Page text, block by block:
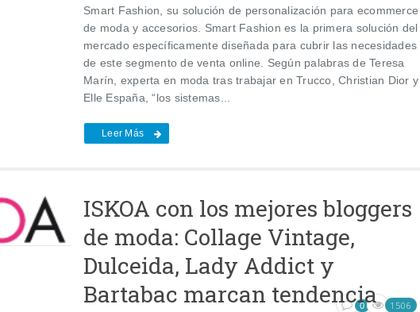
Smart Fashion, su solución de personalización para ecommerce
de moda y accesorios. Smart Fashion es la primera solución del
mercado específicamente diseñada para cubrir las necesidades
de este segmento de venta online. Según palabras de Teresa
Marín, experta en moda tras trabajar en Trucco, Christian Dior y
Elle España, “los sistemas...
Leer Más
ISKOA con los mejores bloggers
de moda: Collage Vintage,
Dulceida, Lady Addict y
Bartabac marcan tendencia
0 1506